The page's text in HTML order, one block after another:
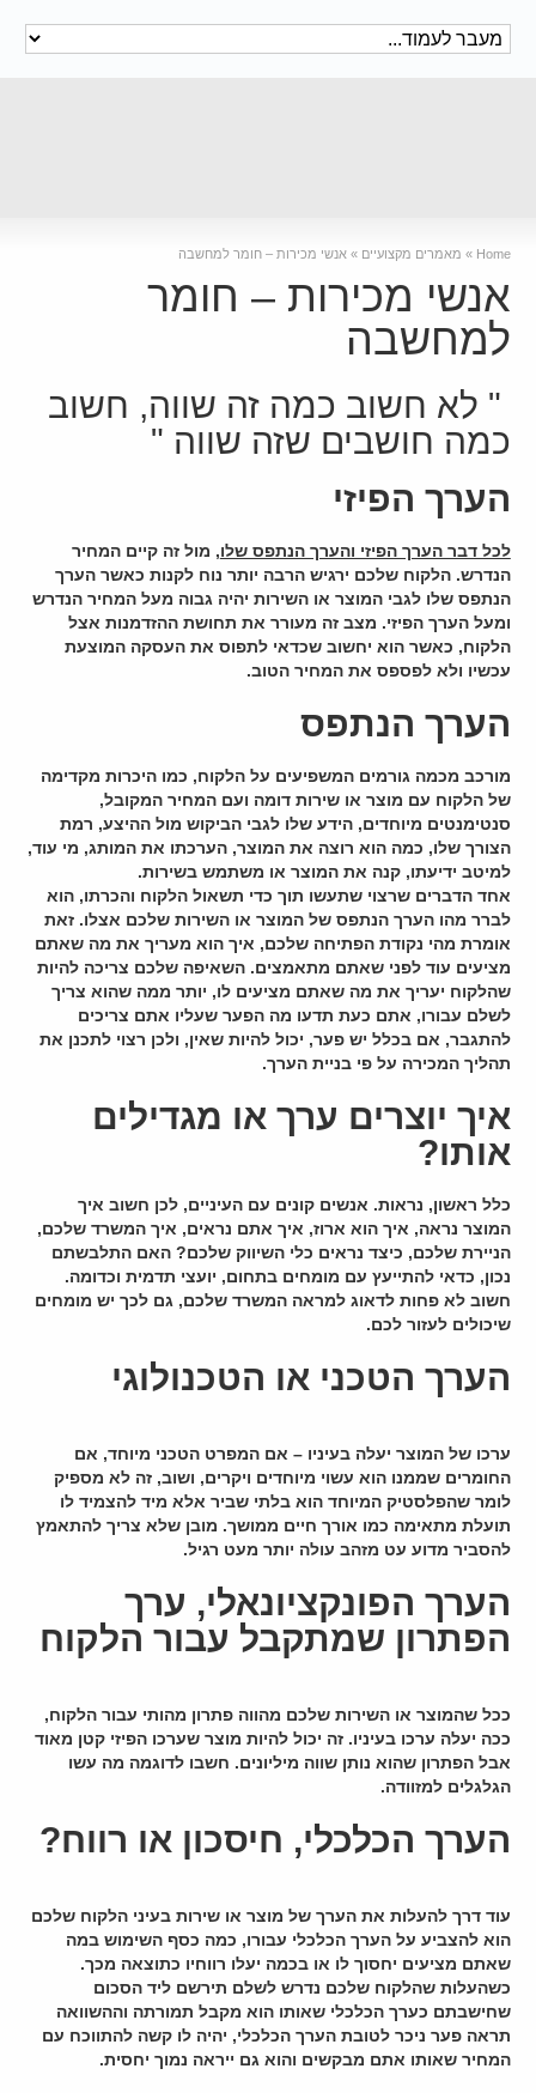
Home
» מאמרים מקצועיים » אנשי מכירות – חומר למחשבה
אנשי מכירות – חומר
למחשבה
" לא חשוב כמה זה שווה, חשוב
כמה חושבים שזה שווה "
הערך הפיזי
לכל דבר הערך הפיזי והערך הנתפס שלו, מול זה קיים המחיר
הנדרש. הלקוח שלכם ירגיש הרבה יותר נוח לקנות כאשר הערך
הנתפס שלו לגבי המוצר או השירות יהיה גבוה מעל המחיר הנדרש
ומעל הערך הפיזי. מצב זה מעורר את תחושת ההזדמנות אצל
הלקוח, כאשר הוא יחשוב שכדאי לתפוס את העסקה המוצעת
עכשיו ולא לפספס את המחיר הטוב.
הערך הנתפס
מורכב מכמה גורמים המשפיעים על הלקוח, כמו היכרות מקדימה
של הלקוח עם מוצר או שירות דומה ועם המחיר המקובל,
סנטימנטים מיוחדים, הידע שלו לגבי הביקוש מול ההיצע, רמת
הצורך שלו, כמה הוא רוצה את המוצר, הערכתו את המותג, מי עוד,
למיטב ידיעתו, קנה את המוצר או משתמש בשירות.
אחד הדברים שרצוי שתעשו תוך כדי תשאול הלקוח והכרתו, הוא
לברר מהו הערך הנתפס של המוצר או השירות שלכם אצלו. זאת
אומרת מהי נקודת הפתיחה שלכם, איך הוא מעריך את מה שאתם
מציעים עוד לפני שאתם מתאמצים. השאיפה שלכם צריכה להיות
שהלקוח יעריך את מה שאתם מציעים לו, יותר ממה שהוא צריך
לשלם עבורו, אתם כעת תדעו מה הפער שעליו אתם צריכים
להתגבר, אם בכלל יש פער, יכול להיות שאין, ולכן רצוי לתכנן את
תהליך המכירה על פי בניית הערך.
איך יוצרים ערך או מגדילים
אותו?
כלל ראשון, נראות. אנשים קונים עם העיניים, לכן חשוב איך
המוצר נראה, איך הוא ארוז, איך אתם נראים, איך המשרד שלכם,
הניירת שלכם, כיצד נראים כלי השיווק שלכם? האם התלבשתם
נכון, כדאי להתייעץ עם מומחים בתחום, יועצי תדמית וכדומה.
חשוב לא פחות לדאוג למראה המשרד שלכם, גם לכך יש מומחים
שיכולים לעזור לכם.
הערך הטכני או הטכנולוגי
ערכו של המוצר יעלה בעיניו – אם המפרט הטכני מיוחד, אם
החומרים שממנו הוא עשוי מיוחדים ויקרים, ושוב, זה לא מספיק
לומר שהפלסטיק המיוחד הוא בלתי שביר אלא מיד להצמיד לו
תועלת מתאימה כמו אורך חיים ממושך. מובן שלא צריך להתאמץ
להסביר מדוע עט מזהב עולה יותר מעט רגיל.
הערך הפונקציונאלי, ערך
הפתרון שמתקבל עבור הלקוח
ככל שהמוצר או השירות שלכם מהווה פתרון מהותי עבור הלקוח,
ככה יעלה ערכו בעיניו. זה יכול להיות מוצר שערכו הפיזי קטן מאוד
אבל הפתרון שהוא נותן שווה מיליונים. חשבו לדוגמה מה עשו
הגלגלים למזוודה.
הערך הכלכלי, חיסכון או רווח?
עוד דרך להעלות את הערך של מוצר או שירות בעיני הלקוח שלכם
הוא להצביע על הערך הכלכלי עבורו, כמה כסף השימוש במה
שאתם מציעים יחסוך לו או בכמה יעלו רווחיו כתוצאה מכך.
כשהעלות שהלקוח שלכם נדרש לשלם תירשם ליד הסכום
שחישבתם כערך הכלכלי שאותו הוא מקבל תמורתה וההשוואה
תראה פער ניכר לטובת הערך הכלכלי, יהיה לו קשה להתווכח עם
המחיר שאותו אתם מבקשים והוא גם ייראה נמוך יחסית.